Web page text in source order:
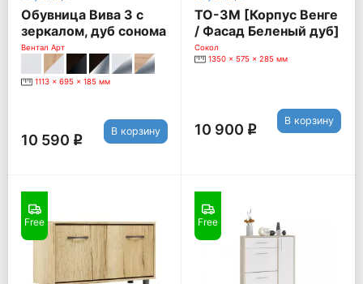
Обувница Вива 3 с
зеркалом, дуб сонома
Вентал Арт
1113 x 695 x 185 мм
10 590 q
В корзину
ТО-3М [Корпус Венге
/ Фасад Беленый дуб]
Сокол
1350 x 575 x 285 мм
10 900 q
В корзину
Free Free